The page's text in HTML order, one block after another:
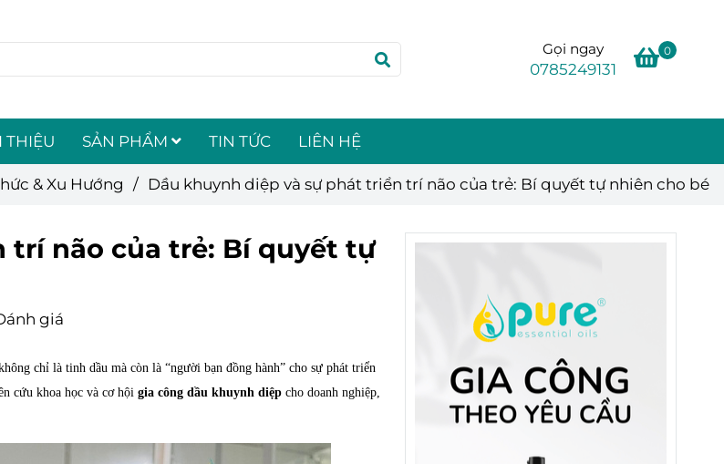
Gọi ngay
0785249131
0
THIỆU SẢN PHẨM TIN TỨC LIÊN HỆ
& Xu Hướng / Dầu khuynh diệp và sự phát triển trí não của trẻ: Bí quyết tự nhiên cho bé
trí não của trẻ: Bí quyết tự
giá
chỉ là tinh dầu mà còn là “người bạn đồng hành” cho sự phát triển
cứu khoa học và cơ hội gia công dầu khuynh diệp cho doanh nghiệp,